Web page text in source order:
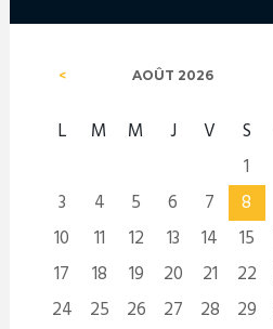
AOÛT 2026
L M M J V S
1
3
4 5 6 7 8
10
11 12 13 14 15
17
18 19 20 21 22
24
25 26 27 28 29